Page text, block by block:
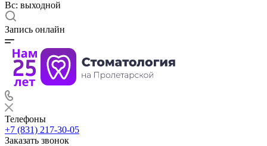
Вс: выходной
Запись онлайн
Телефоны
+7 (831) 217-30-05
Заказать звонок